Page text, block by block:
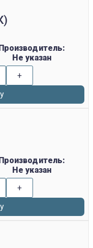
Не указан
+
Не указан
+